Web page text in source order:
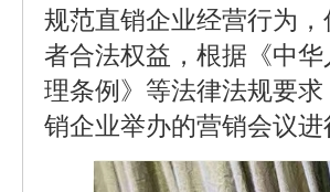
规范直销企业经营行为
者合法权益，根据《中
理条例》等法律法规要
销企业举办的营销会议